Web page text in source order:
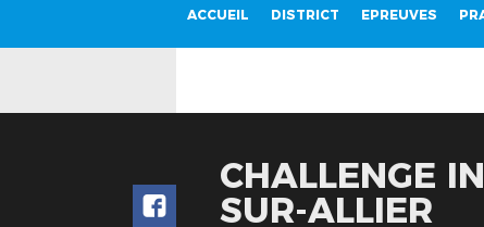
ACCUEIL DISTRICT EPREUVES
CHALLENGE
SUR-ALLIER